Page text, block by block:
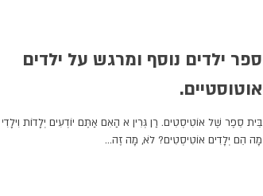
ספר ילדים נוסף ומרגש על ילדים
אוטוסטיים.
בֵּית סֵפֶר שֶׁל אוֹטִיסְטִים. רַן גְּרִין א הַאִם אַתֶּם יוֹדְעִים יְלָדוֹת וִילָדִים,
מָה הֵם יְלָדִים אוֹטִיסְטִים? לֹא, מָה זֶה...